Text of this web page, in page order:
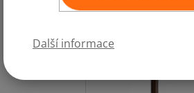
Další informace